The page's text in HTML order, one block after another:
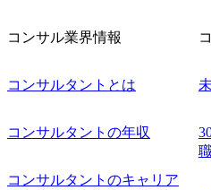
則により就業時間内の喫煙を
制度あり オンライン ● 必須要
件定義～基本設計など上流経験
工程の経験 ・サブリーダー以
様との折衝経験、交渉経験 ・
務改善に取り組まれたご経験
味関心 ● 求める人物像 ・リー
コンサル業界情報
コンサルタントとは
コンサルタントの年収
コンサルタントのキャリア